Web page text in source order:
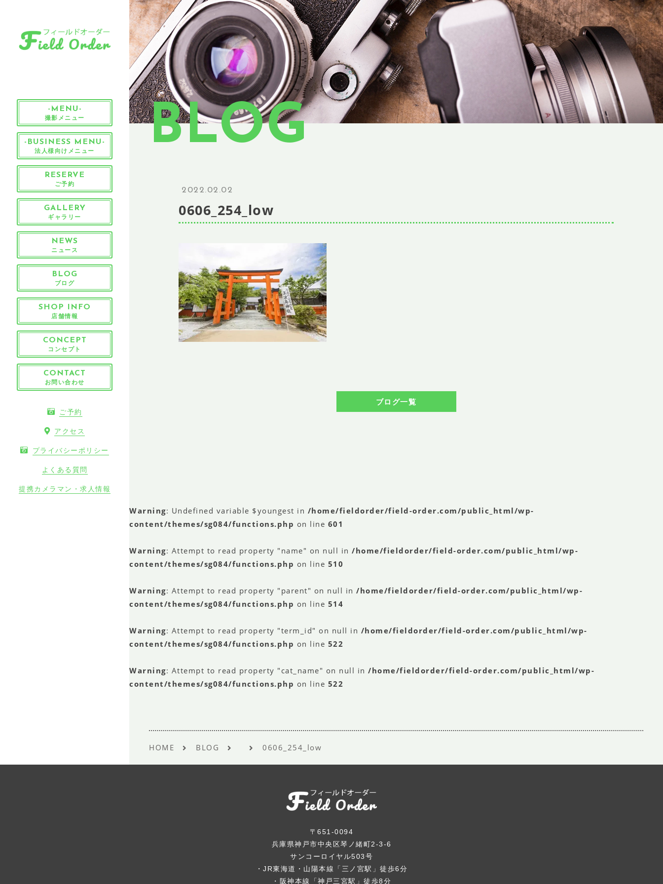
-MENU-
撮影メニュー
-BUSINESS MENU-
法人様向けメニュー
RESERVE
ご予約
GALLERY
ギャラリー
NEWS
ニュース
BLOG
ブログ
SHOP INFO
店舗情報
CONCEPT
コンセプト
CONTACT
お問い合わせ
ご予約
アクセス
プライバシーポリシー
よくある質問
提携カメラマン・求人情報
BLOG
2022.02.02
0606_254_low
ブログ一覧
Warning: Undefined variable $youngest in /home/fieldorder/field-order.com/public_html/wp-
content/themes/sg084/functions.php on line 601
Warning: Attempt to read property "name" on null in /home/fieldorder/field-order.com/public_html/wp-
content/themes/sg084/functions.php on line 510
Warning: Attempt to read property "parent" on null in /home/fieldorder/field-order.com/public_html/wp-
content/themes/sg084/functions.php on line 514
Warning: Attempt to read property "term_id" on null in /home/fieldorder/field-order.com/public_html/wp-
content/themes/sg084/functions.php on line 522
Warning: Attempt to read property "cat_name" on null in /home/fieldorder/field-order.com/public_html/wp-
content/themes/sg084/functions.php on line 522
HOME BLOG 0606_254_low
〒651-0094
兵庫県神戸市中央区琴ノ緒町2-3-6
サンコーロイヤル503号
・JR東海道・山陽本線「三ノ宮駅」徒歩6分
・阪神本線「神戸三宮駅」徒歩8分